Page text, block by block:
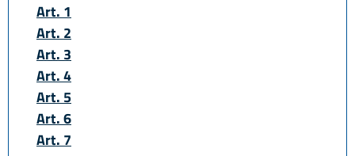
Art. 1
Art. 2
Art. 3
Art. 4
Art. 5
Art. 6
Art. 7